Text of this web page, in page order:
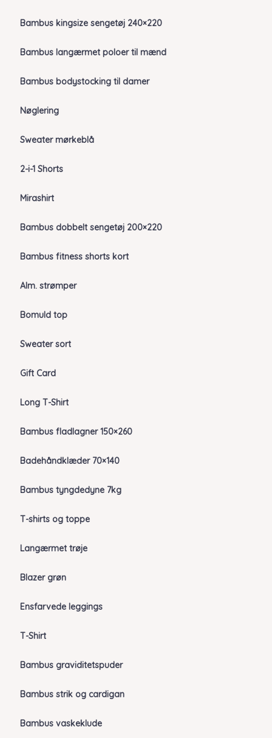
Bambus kingsize sengetøj 240×220
Bambus langærmet poloer til mænd
Bambus bodystocking til damer
Nøglering
Sweater mørkeblå
2-i-1 Shorts
Mirashirt
Bambus dobbelt sengetøj 200×220
Bambus fitness shorts kort
Alm. strømper
Bomuld top
Sweater sort
Gift Card
Long T-Shirt
Bambus fladlagner 150×260
Badehåndklæder 70×140
Bambus tyngdedyne 7kg
T-shirts og toppe
Langærmet trøje
Blazer grøn
Ensfarvede leggings
T-Shirt
Bambus graviditetspuder
Bambus strik og cardigan
Bambus vaskeklude